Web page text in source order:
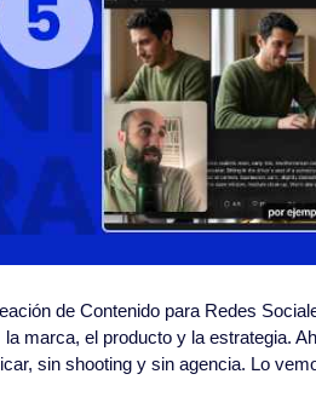
de Contenido para Redes
la marca, el producto y la estrategia.
sin shooting y sin agencia. Lo